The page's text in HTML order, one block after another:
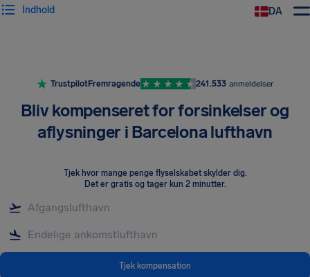
DA
Indhold
TrustpilotFremragende 241.533 anmeldelser
Bliv kompenseret for forsinkelser og
aflysninger i Barcelona lufthavn
Tjek hvor mange penge flyselskabet skylder dig.
Det er gratis og tager kun 2 minutter.
Tjek kompensation